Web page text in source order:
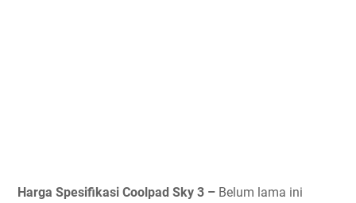
Harga Spesifikasi Coolpad Sky 3 – Belum lama ini